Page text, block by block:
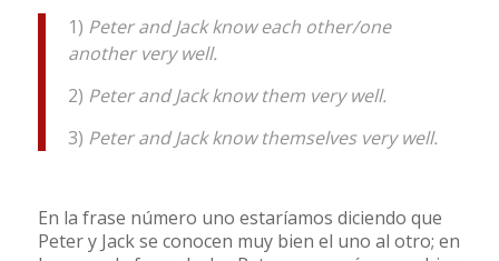
1) Peter and Jack know each other/one
another very well.
2) Peter and Jack know them very well.
3) Peter and Jack know themselves very well.
En la frase número uno estaríamos diciendo que
Peter y Jack se conocen muy bien el uno al otro; en